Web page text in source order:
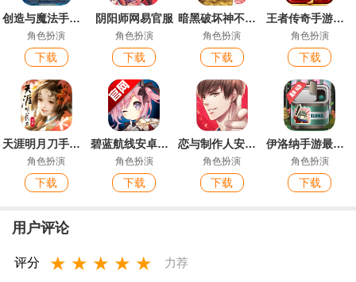
创造与魔法手游官方版
角色扮演
下载
阴阳师网易官服
角色扮演
下载
暗黑破坏神不朽手游官方版
角色扮演
下载
王者传奇手游最新版
角色扮演
下载
天涯明月刀手游最新版
角色扮演
下载
碧蓝航线安卓官服
角色扮演
下载
恋与制作人安卓官服
角色扮演
下载
伊洛纳手游最新版
角色扮演
下载
用户评论
评分 ★ ★ ★ ★ ★ 力荐